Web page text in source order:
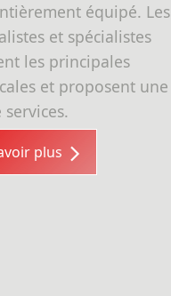
équipé. Les
et spécialistes
les principales
et proposent une
plus